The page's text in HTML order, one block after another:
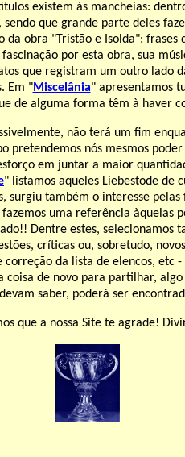
existem às mancheias:
que grande parte deles
da obra "Tristão e Isolda": frases
por esta obra, sua
que registram um outro lado
Em "Miscelânia" apresentamos
de alguma forma têm à haver
não terá um fim
pretendemos nós mesmos
em juntar a maior
" listamos aqueles Liebestode de
surgiu também o interesse
fazemos uma referência àquelas
Dentre estes, selecionamos
críticas ou, sobretudo,
da lista de elencos, etc
de novo para partilhar,
saber, poderá ser
que a nossa Site te agrade!